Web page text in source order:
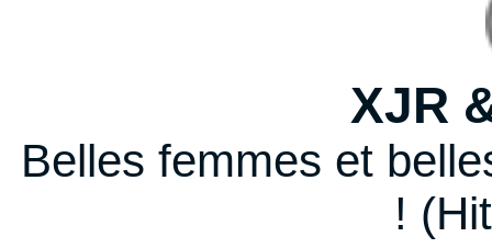
XJR
Belles femmes et
!